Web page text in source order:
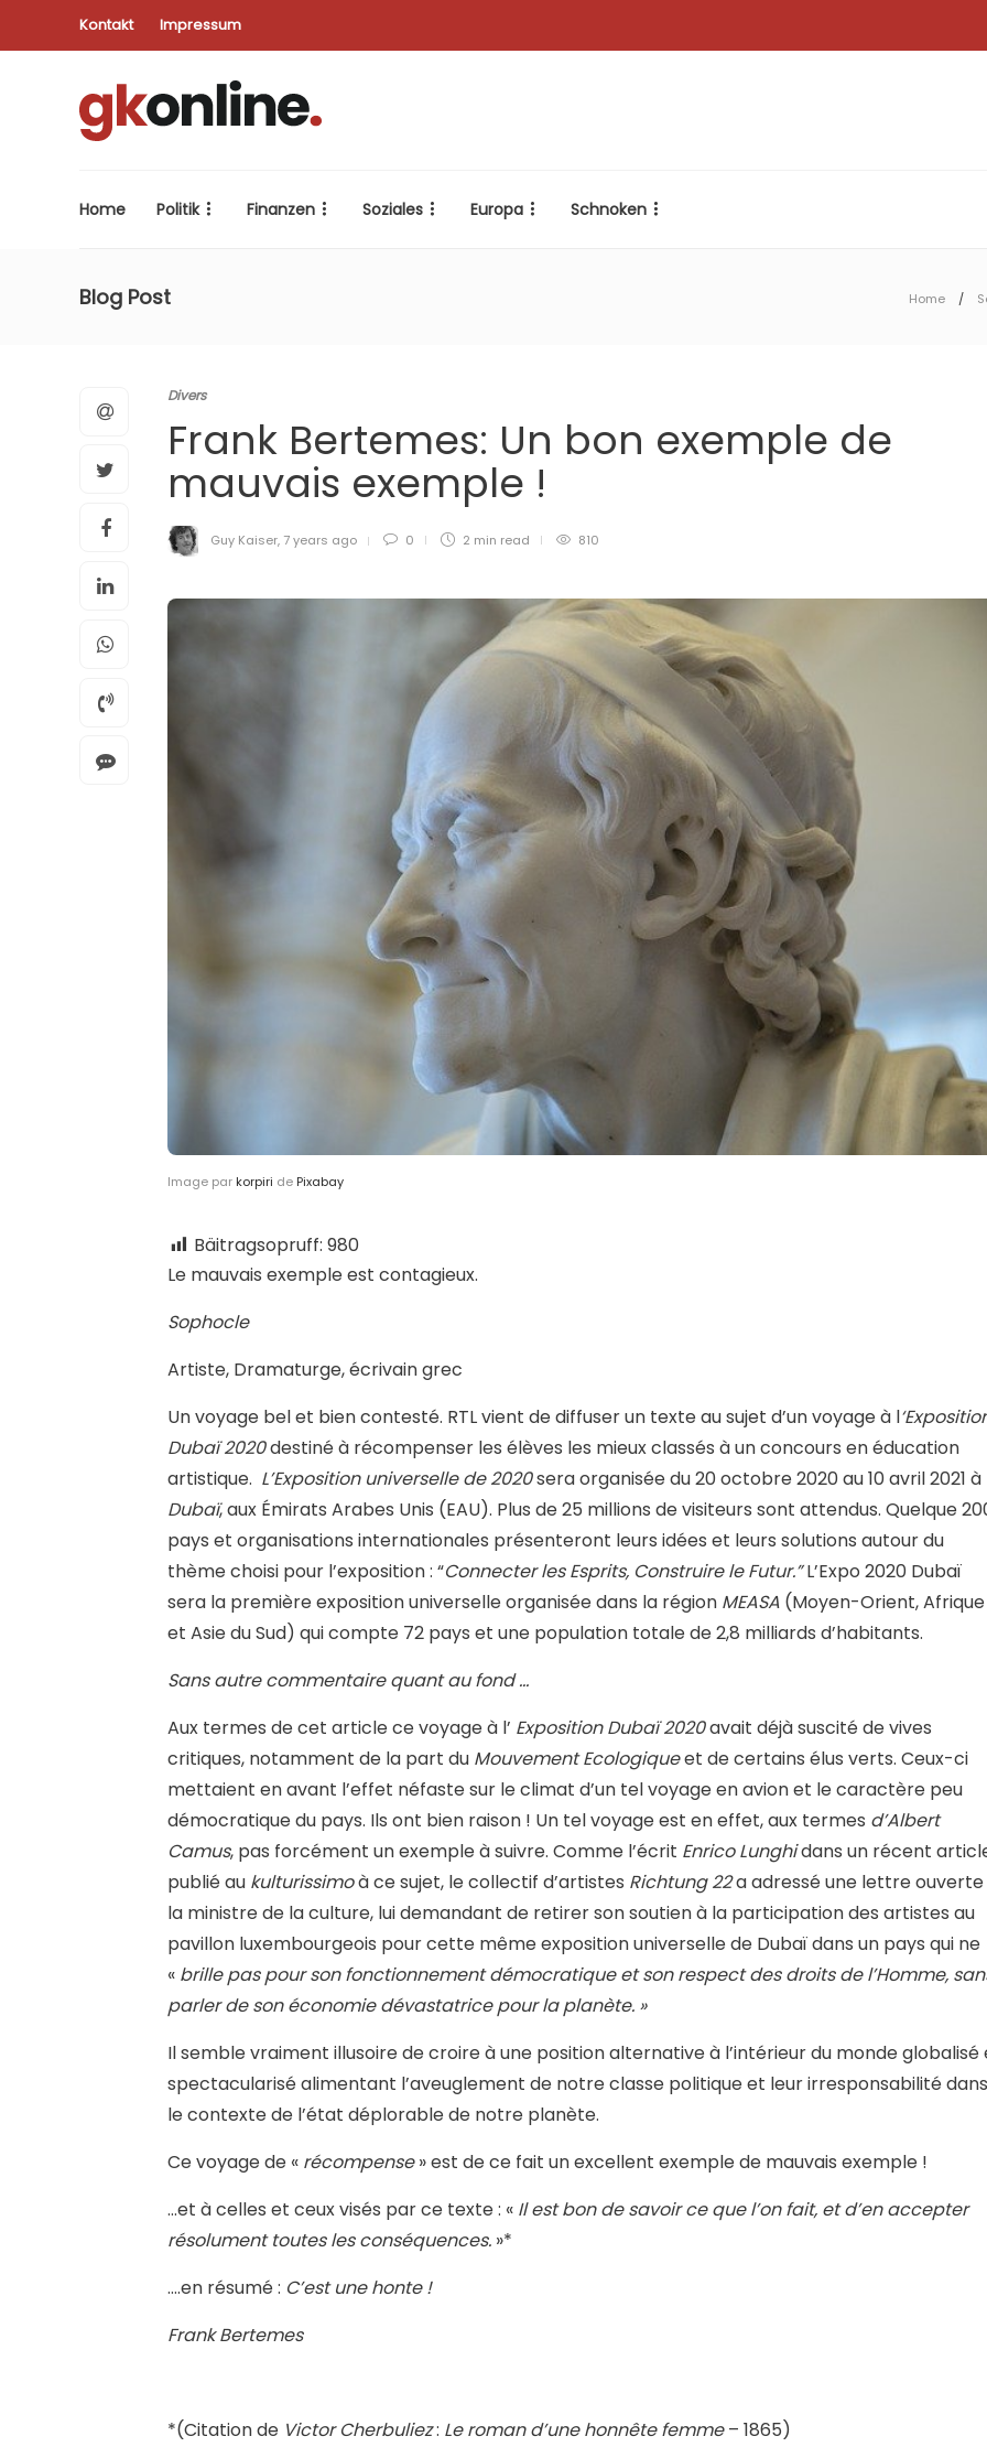
Kontakt Impressum
Home Politik Finanzen Soziales Europa Schnoken
Blog Post Home
Divers
Frank Bertemes: Un bon exemple de
mauvais exemple !
Guy Kaiser, 7 years ago 0 2 min read 810
Image par korpiri de Pixabay
Bäitragsopruff: 980
Le mauvais exemple est contagieux.
Sophocle
Artiste, Dramaturge, écrivain grec
Un voyage bel et bien contesté. RTL vient de diffuser un texte au sujet d’un voyage à l
Dubaï 2020destiné à récompenser les élèves les mieux classés à un concours en éducation
artistique. L’Exposition universelle de 2020sera organisée du 20 octobre 2020 au 10 avril 2021 à
Dubaï, aux Émirats Arabes Unis (EAU). Plus de 25 millions de visiteurs sont attendus. Quelque
pays et organisations internationales présenteront leurs idées et leurs solutions autour du
thème choisi pour l’exposition : “Connecter les Esprits, Construire le Futur.”L’Expo 2020 Dubaï
sera la première exposition universelle organisée dans la région MEASA (Moyen-Orient, Afrique
et Asie du Sud) qui compte 72 pays et une population totale de 2,8 milliards d’habitants.
Sans autre commentaire quant au fond …
Aux termes de cet article ce voyage à l’ Exposition Dubaï 2020avait déjà suscité de vives
critiques, notamment de la part du Mouvement Ecologiqueet de certains élus verts. Ceux-ci
mettaient en avant l’effet néfaste sur le climat d’un tel voyage en avion et le caractère peu
démocratique du pays. Ils ont bien raison ! Un tel voyage est en effet, aux termes d’Albert
Camus, pas forcément un exemple à suivre. Comme l’écrit Enrico Lunghidans un récent
publié au kulturissimoà ce sujet, le collectif d’artistes Richtung 22a adressé une lettre ouverte
la ministre de la culture, lui demandant de retirer son soutien à la participation des artistes au
pavillon luxembourgeois pour cette même exposition universelle de Dubaï dans un pays qui ne
« brille pas pour son fonctionnement démocratique et son respect des droits de l’Homme,
parler de son économie dévastatrice pour la planète. »
Il semble vraiment illusoire de croire à une position alternative à l’intérieur du monde globalisé
spectacularisé alimentant l’aveuglement de notre classe politique et leur irresponsabilité dans
le contexte de l’état déplorable de notre planète.
Ce voyage de « récompense» est de ce fait un excellent exemple de mauvais exemple !
…et à celles et ceux visés par ce texte : « Il est bon de savoir ce que l’on fait, et d’en accepter
résolument toutes les conséquences. »*
….en résumé : C’est une honte !
Frank Bertemes
*(Citation de Victor Cherbuliez: Le roman d’une honnête femme– 1865)